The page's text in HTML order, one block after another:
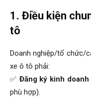
1. Điều kiện
tô
Doanh nghiệp/tổ chức/
xe ô tô phải:
✅ Đăng ký kinh
phù hợp).